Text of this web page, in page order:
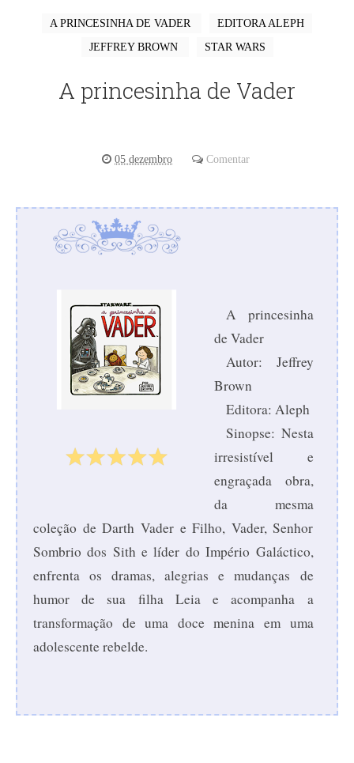
A PRINCESINHA DE VADER
EDITORA ALEPH
JEFFREY BROWN
STAR WARS
A princesinha de Vader
05 dezembro Comentar
A princesinha
de Vader
Autor: Jeffrey
Brown
Editora: Aleph
Sinopse: Nesta
irresistível e
engraçada obra,
da mesma
coleção de Darth Vader e Filho, Vader, Senhor
Sombrio dos Sith e líder do Império Galáctico,
enfrenta os dramas, alegrias e mudanças de
humor de sua filha Leia e acompanha a
transformação de uma doce menina em uma
adolescente rebelde.